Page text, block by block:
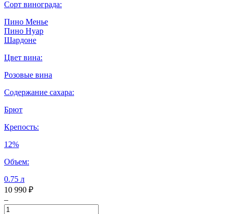
Сорт винограда:
Пино Менье
Пино Нуар
Шардоне
Цвет вина:
Розовые вина
Содержание сахара:
Брют
Крепость:
12%
Объем:
0.75 л
10 990 ₽
–